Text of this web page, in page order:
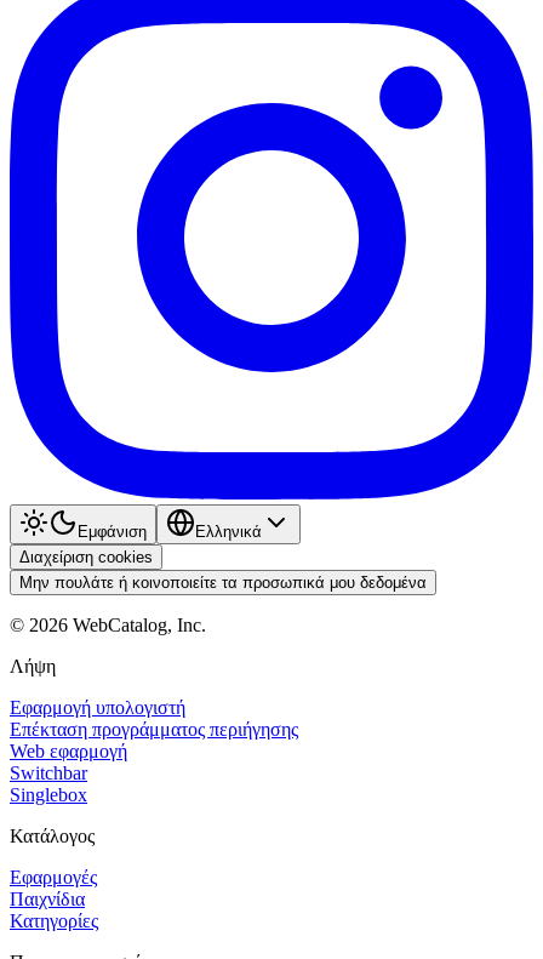
Εμφάνιση
Ελληνικά
Διαχείριση cookies
Μην πουλάτε ή κοινοποιείτε τα προσωπικά μου δεδομένα
© 2026 WebCatalog, Inc.
Λήψη
Εφαρμογή υπολογιστή
Επέκταση προγράμματος περιήγησης
Web εφαρμογή
Switchbar
Singlebox
Κατάλογος
Εφαρμογές
Παιχνίδια
Κατηγορίες